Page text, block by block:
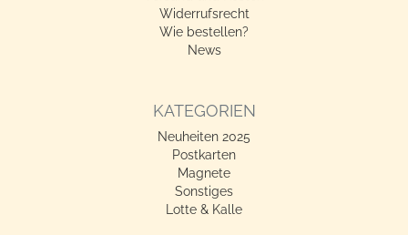
Widerrufsrecht
Wie bestellen?
News
KATEGORIEN
Neuheiten 2025
Postkarten
Magnete
Sonstiges
Lotte & Kalle